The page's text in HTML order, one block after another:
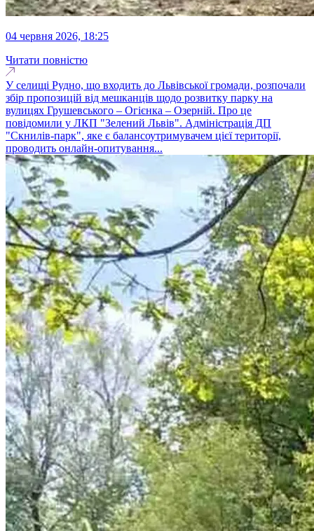
04 червня 2026, 18:25
Читати повністю
У селищі Рудно, що входить до Львівської громади, розпочали
збір пропозицій від мешканців щодо розвитку парку на
вулицях Грушевського – Огієнка – Озерній. Про це
повідомили у ЛКП "Зелений Львів". Адміністрація ДП
"Скнилів-парк", яке є балансоутримувачем цієї території,
проводить онлайн-опитування...